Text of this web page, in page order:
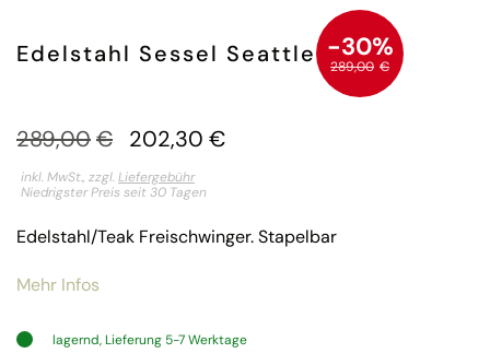
Edelstahl Sessel Seattle -30%
289,00 €
289,00€
Ursprünglicher
Preis
202,30 €
Aktueller
Preis
inkl. MwSt., zzgl.Liefergebühr
Niedrigster Preis seit 30 Tagen
Edelstahl/Teak Freischwinger. Stapelbar
Mehr Infos
lagernd, Lieferung 5-7 Werktage